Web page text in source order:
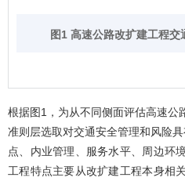
图1 高速公路改扩建工程
根据图1 ，为从不同侧面评估高速公
准则层选取对交通安全管理和风险
点、内业管理、服务水平、周边环
工程特点主要从改扩建工程本身相